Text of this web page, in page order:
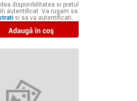
disponibilitatea si pretul
autentificat. Va rugam sa
si sa va autentificati.